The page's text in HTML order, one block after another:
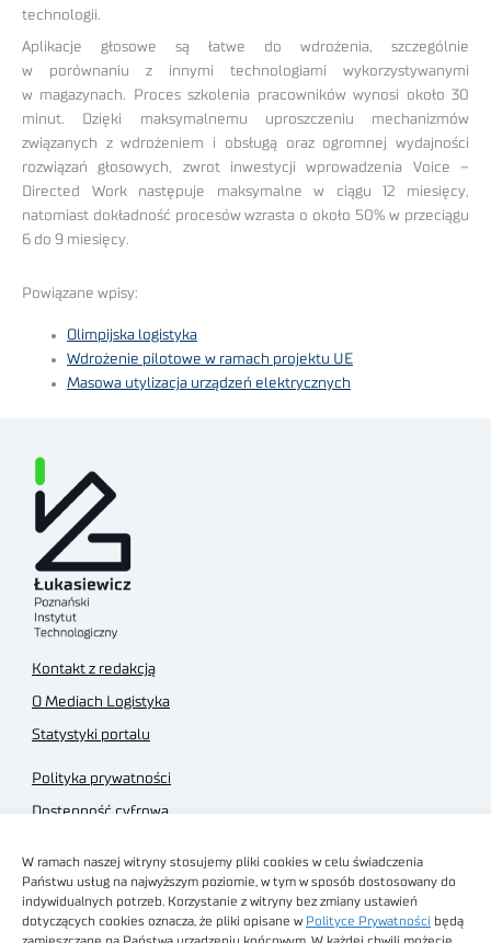
W ramach naszej witryny stosujemy pliki cookies w celu świadczenia
Państwu usług na najwyższym poziomie, w tym w sposób dostosowany do
indywidualnych potrzeb. Korzystanie z witryny bez zmiany ustawień
dotyczących cookies oznacza, że pliki opisane w Polityce Prywatności będą
technologii.
Aplikacje głosowe są łatwe do wdrożenia, szczególnie
w porównaniu z innymi technologiami wykorzystywanymi
w magazynach. Proces szkolenia pracowników wynosi około 30
minut. Dzięki maksymalnemu uproszczeniu mechanizmów
związanych z wdrożeniem i obsługą oraz ogromnej wydajności
rozwiązań głosowych, zwrot inwestycji wprowadzenia Voice –
Directed Work następuje maksymalne w ciągu 12 miesięcy,
natomiast dokładność procesów wzrasta o około 50% w przeciągu
6 do 9 miesięcy.
Powiązane wpisy:
Olimpijska logistyka
Wdrożenie pilotowe w ramach projektu UE
Masowa utylizacja urządzeń elektrycznych
Kontakt z redakcją
O Mediach Logistyka
Statystyki portalu
Polityka prywatności
Dostępność cyfrowa
Regulamin sklepu